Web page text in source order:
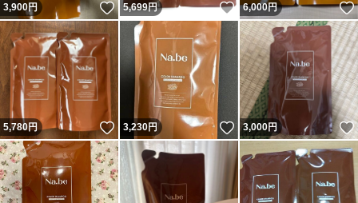
3,900円 いいね！
5,699円 いいね！
6,000円
5,780円 いいね！
3,230円 いいね！
3,000円